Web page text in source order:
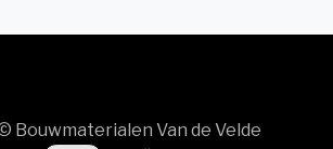
Bouwmaterialen Van de Velde